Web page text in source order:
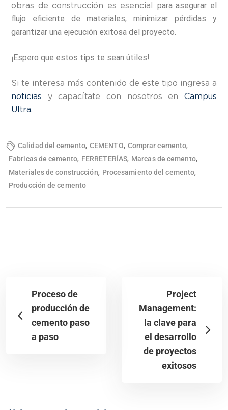
obras de construcción es esencial para asegurar el
flujo eficiente de materiales, minimizar pérdidas y
garantizar una ejecución exitosa del proyecto.
¡Espero que estos tips te sean útiles!
Si te interesa más contenido de este tipo ingresa a
noticias y capacítate con nosotros en Campus
Ultra.
Calidad del cemento, CEMENTO, Comprar cemento,
Fabricas de cemento, FERRETERÍAS, Marcas de cemento,
Materiales de construcción, Procesamiento del cemento,
Producción de cemento
Proceso de
producción de
cemento paso
a paso
Project
Management:
la clave para
el desarrollo
de proyectos
exitosos​